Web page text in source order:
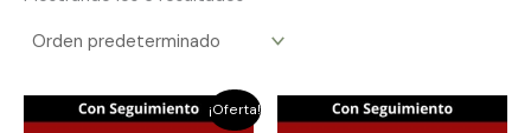
¡Oferta!
El
precio
El
precio